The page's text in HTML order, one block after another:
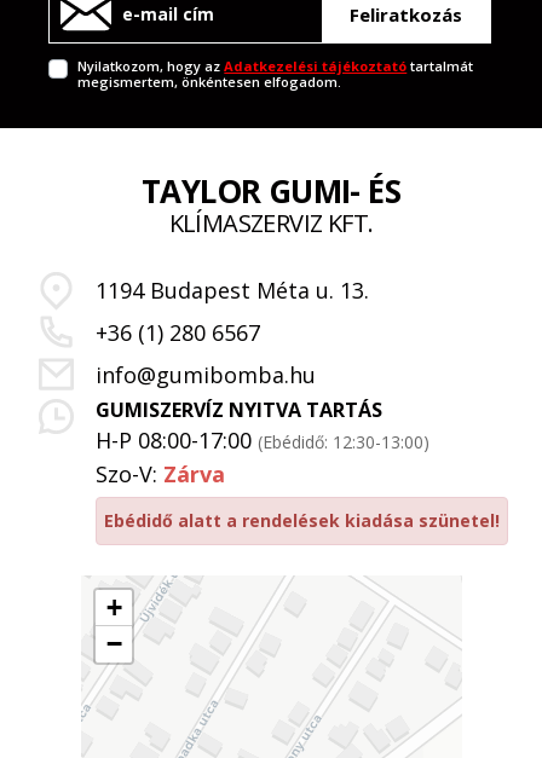
Feliratkozás
Nyilatkozom, hogy azAdatkezelési tájékoztató tartalmát
megismertem, önkéntesen elfogadom.
+
−
TAYLOR GUMI- ÉS
KLÍMASZERVIZ KFT.
1194 Budapest Méta u. 13.
+36 (1) 280 6567
info@gumibomba.hu
GUMISZERVÍZ NYITVA TARTÁS
H-P 08:00-17:00 (Ebédidő: 12:30-13:00)
Szo-V: Zárva
Ebédidő alatt a rendelések kiadása szünetel!